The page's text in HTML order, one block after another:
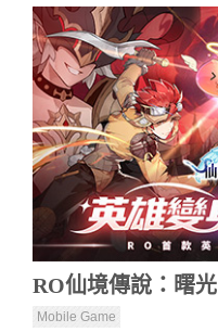
RO仙境傳說：曙光
Mobile Game